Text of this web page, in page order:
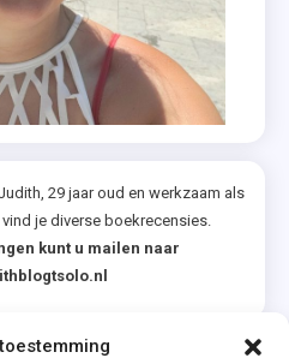
29 jaar oud en werkzaam als
je diverse boekrecensies.
kunt u mailen naar